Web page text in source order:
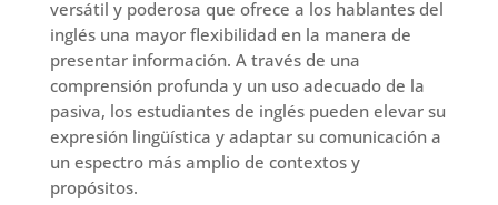
versátil y poderosa que ofrece a los hablantes del
inglés una mayor flexibilidad en la manera de
presentar información. A través de una
comprensión profunda y un uso adecuado de la
pasiva, los estudiantes de inglés pueden elevar su
expresión lingüística y adaptar su comunicación a
un espectro más amplio de contextos y
propósitos.